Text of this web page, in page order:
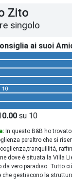
Zito
singolo
ai suoi
10
su 10
In questo B&B ho
peraltro che si
dove è situata la Villa
da vero paradiso. Tutto
che gestiscono la